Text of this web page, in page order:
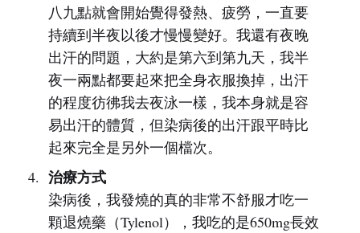
八九點就會開始覺得發熱、疲勞，一直要
持續到半夜以後才慢慢變好。我還有夜晚
出汗的問題，大約是第六到第九天，我半
夜一兩點都要起來把全身衣服換掉，出汗
的程度彷彿我去夜泳一樣，我本身就是容
易出汗的體質，但染病後的出汗跟平時比
起來完全是另外一個檔次。
治療方式
染病後，我發燒的真的非常不舒服才吃一
顆退燒藥（Tylenol），我吃的是650mg長效